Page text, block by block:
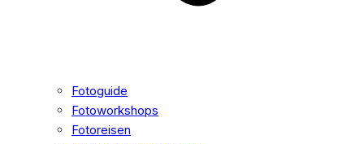
Fotoguide
Fotoworkshops
Fotoreisen